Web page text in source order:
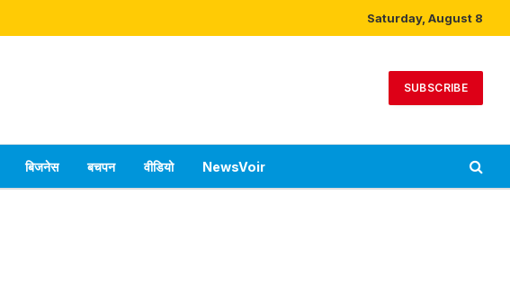
Saturday, August 8
SUBSCRIBE
बिजनेस बचपन वीडियो NewsVoir